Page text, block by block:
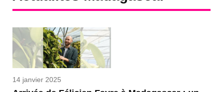
14 janvier 2025